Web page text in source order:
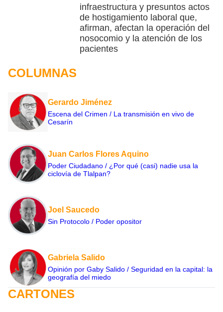
infraestructura y presuntos actos
de hostigamiento laboral que,
afirman, afectan la operación del
nosocomio y la atención de los
pacientes
COLUMNAS
Gerardo Jiménez
Escena del Crimen / La transmisión en vivo de
Cesarín
Juan Carlos Flores Aquino
Poder Ciudadano / ¿Por qué (casi) nadie usa la
ciclovía de Tlalpan?
Joel Saucedo
Sin Protocolo / Poder opositor
Gabriela Salido
Opinión por Gaby Salido / Seguridad en la capital: la
geografía del miedo
CARTONES